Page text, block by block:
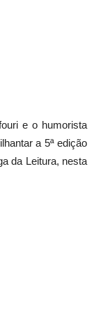
e o humorista
a 5ª edição
da Leitura, nesta